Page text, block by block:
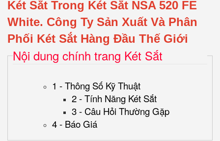
Két Sắt Trong Két Sắt NSA 520 FE
White. Công Ty Sản Xuất Và Phân
Phối Két Sắt Hàng Đầu Thế Giới
Nội dung chính trang Két Sắt
1 - Thông Số Kỹ Thuật
2 - Tính Năng Két Sắt
3 - Câu Hỏi Thường Gặp
4 - Báo Giá